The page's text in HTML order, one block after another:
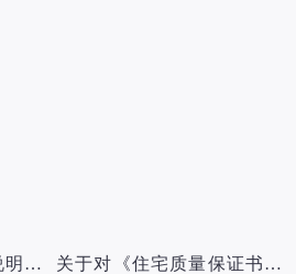
三氯甲烷的产品包装说明和使用说明书
关于对《住宅质量保证书》《住宅使用说明书》执行情况的报告